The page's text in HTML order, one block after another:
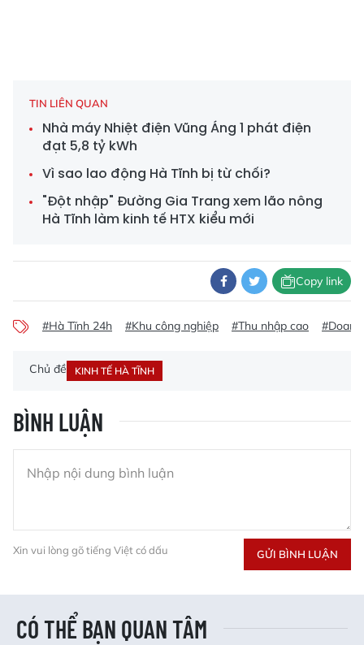
TIN LIÊN QUAN
Nhà máy Nhiệt điện Vũng Áng 1 phát điện
đạt 5,8 tỷ kWh
Vì sao lao động Hà Tĩnh bị từ chối?
"Đột nhập" Đường Gia Trang xem lão nông
Hà Tĩnh làm kinh tế HTX kiểu mới
Copy link
#Hà Tĩnh 24h #Khu công nghiệp #Thu nhập cao
Chủ đề KINH TẾ HÀ TĨNH
BÌNH LUẬN
Xin vui lòng gõ tiếng Việt có dấu GỬI BÌNH LUẬN
CÓ THỂ BẠN QUAN TÂM